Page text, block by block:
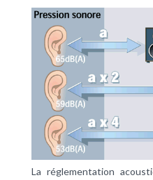
La réglementation